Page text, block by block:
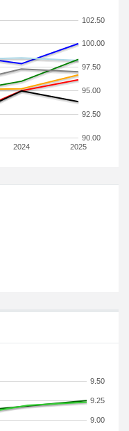
2024 2025
90.00
92.50
95.00
97.50
100.00
102.50
9.00
9.25
9.50